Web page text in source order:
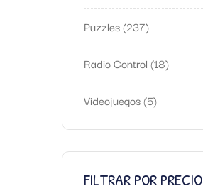
Puzzles 237
Radio Control 18
Videojuegos 5
FILTRAR POR PRECIO